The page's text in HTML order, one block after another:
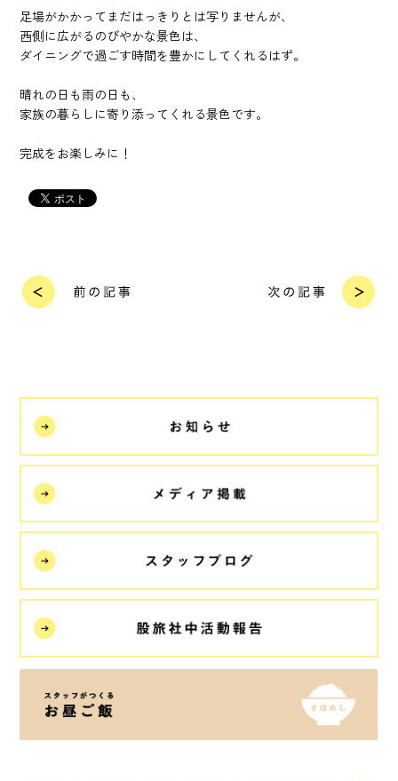
足場がかかってまだはっきりとは写りませんが、
西側に広がるのびやかな景色は、
ダイニングで過ごす時間を豊かにしてくれるはず。
晴れの日も雨の日も、
家族の暮らしに寄り添ってくれる景色です。
完成をお楽しみに！